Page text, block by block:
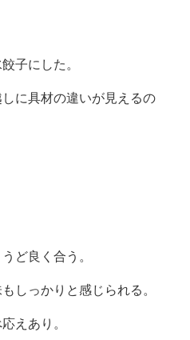
子にした。
に具材の違いが見えるの
ど良く合う。
しっかりと感じられる。
えあり。